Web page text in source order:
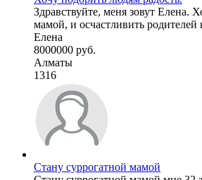
Здравствуйте, меня зовут Елена.
мамой, и осчастливить родителей
Елена
8000000 руб.
Алматы
1316
Стану суррогатной мамой